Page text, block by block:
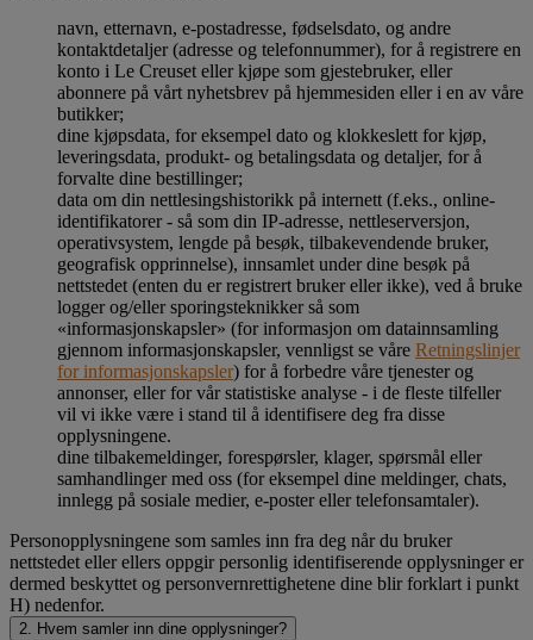
navn, etternavn, e-postadresse, fødselsdato, og andre
kontaktdetaljer (adresse og telefonnummer), for å registrere en
konto i Le Creuset eller kjøpe som gjestebruker, eller
abonnere på vårt nyhetsbrev på hjemmesiden eller i en av våre
butikker;
dine kjøpsdata, for eksempel dato og klokkeslett for kjøp,
leveringsdata, produkt- og betalingsdata og detaljer, for å
forvalte dine bestillinger;
data om din nettlesingshistorikk på internett (f.eks., online-
identifikatorer - så som din IP-adresse, nettleserversjon,
operativsystem, lengde på besøk, tilbakevendende bruker,
geografisk opprinnelse), innsamlet under dine besøk på
nettstedet (enten du er registrert bruker eller ikke), ved å bruke
logger og/eller sporingsteknikker så som
«informasjonskapsler» (for informasjon om datainnsamling
gjennom informasjonskapsler, vennligst se våre Retningslinjer
for informasjonskapsler) for å forbedre våre tjenester og
annonser, eller for vår statistiske analyse - i de fleste tilfeller
vil vi ikke være i stand til å identifisere deg fra disse
opplysningene.
dine tilbakemeldinger, forespørsler, klager, spørsmål eller
samhandlinger med oss (for eksempel dine meldinger, chats,
innlegg på sosiale medier, e-poster eller telefonsamtaler).
Personopplysningene som samles inn fra deg når du bruker
nettstedet eller ellers oppgir personlig identifiserende opplysninger er
dermed beskyttet og personvernrettighetene dine blir forklart i punkt
H) nedenfor.
2. Hvem samler inn dine opplysninger?